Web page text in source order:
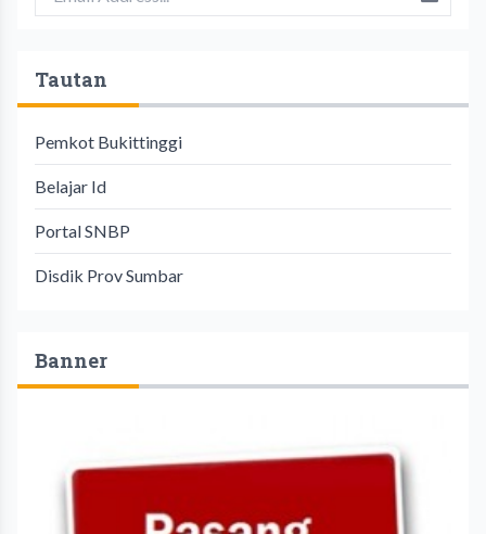
Tautan
Pemkot Bukittinggi
Belajar Id
Portal SNBP
Disdik Prov Sumbar
Banner